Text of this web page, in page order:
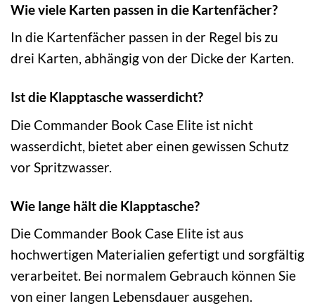
Wie viele Karten passen in die Kartenfächer?
In die Kartenfächer passen in der Regel bis zu
drei Karten, abhängig von der Dicke der Karten.
Ist die Klapptasche wasserdicht?
Die Commander Book Case Elite ist nicht
wasserdicht, bietet aber einen gewissen Schutz
vor Spritzwasser.
Wie lange hält die Klapptasche?
Die Commander Book Case Elite ist aus
hochwertigen Materialien gefertigt und sorgfältig
verarbeitet. Bei normalem Gebrauch können Sie
von einer langen Lebensdauer ausgehen.